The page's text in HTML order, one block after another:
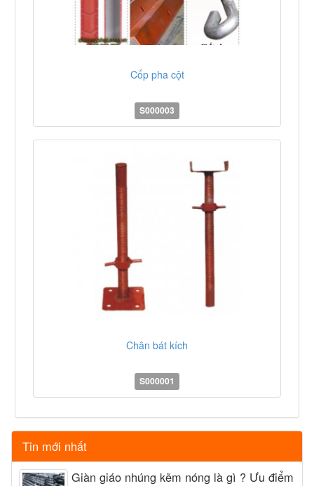
Cốp pha cột
S000003
Chân bát kích
S000001
Tin mới nhất
Giàn giáo nhúng kẽm nóng là gì ? Ưu điểm